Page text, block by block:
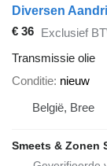
Diversen
€ 36 Exclusief
Transmissie olie
Conditie nieuw
België, Bree
Smeets & Zonen